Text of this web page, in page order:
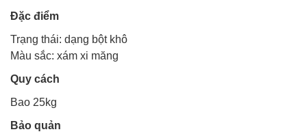
Đặc điểm
Trạng thái: dạng bột khô
Màu sắc: xám xi măng
Quy cách
Bao 25kg
Bảo quản